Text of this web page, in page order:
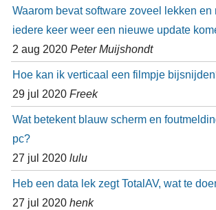
Waarom bevat software zoveel lekken en
iedere keer weer een nieuwe update
2 aug 2020 Peter Muijshondt
Hoe kan ik verticaal een filmpje
29 jul 2020 Freek
Wat betekent blauw scherm en
pc?
27 jul 2020 lulu
Heb een data lek zegt TotalAV, wat te
27 jul 2020 henk